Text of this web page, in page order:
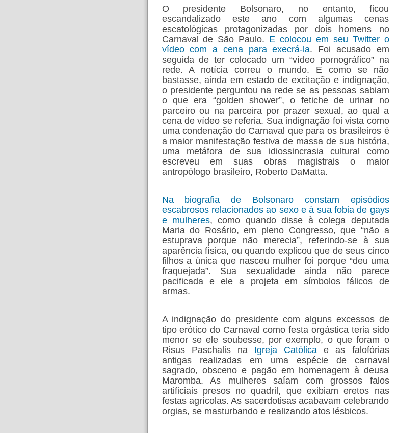
O presidente Bolsonaro, no entanto, ficou
escandalizado este ano com algumas cenas
escatológicas protagonizadas por dois homens no
Carnaval de São Paulo. E colocou em seu Twitter o
vídeo com a cena para execrá-la. Foi acusado em
seguida de ter colocado um “vídeo pornográfico” na
rede. A notícia correu o mundo. E como se não
bastasse, ainda em estado de excitação e indignação,
o presidente perguntou na rede se as pessoas sabiam
o que era “golden shower”, o fetiche de urinar no
parceiro ou na parceira por prazer sexual, ao qual a
cena de vídeo se referia. Sua indignação foi vista como
uma condenação do Carnaval que para os brasileiros é
a maior manifestação festiva de massa de sua história,
uma metáfora de sua idiossincrasia cultural como
escreveu em suas obras magistrais o maior
antropólogo brasileiro, Roberto DaMatta.
Na biografia de Bolsonaro constam episódios
escabrosos relacionados ao sexo e à sua fobia de gays
e mulheres, como quando disse à colega deputada
Maria do Rosário, em pleno Congresso, que “não a
estuprava porque não merecia”, referindo-se à sua
aparência física, ou quando explicou que de seus cinco
filhos a única que nasceu mulher foi porque “deu uma
fraquejada”. Sua sexualidade ainda não parece
pacificada e ele a projeta em símbolos fálicos de
armas.
A indignação do presidente com alguns excessos de
tipo erótico do Carnaval como festa orgástica teria sido
menor se ele soubesse, por exemplo, o que foram o
Risus Paschalis na Igreja Católica e as falofórias
antigas realizadas em uma espécie de carnaval
sagrado, obsceno e pagão em homenagem à deusa
Maromba. As mulheres saíam com grossos falos
artificiais presos no quadril, que exibiam eretos nas
festas agrícolas. As sacerdotisas acabavam celebrando
orgias, se masturbando e realizando atos lésbicos.